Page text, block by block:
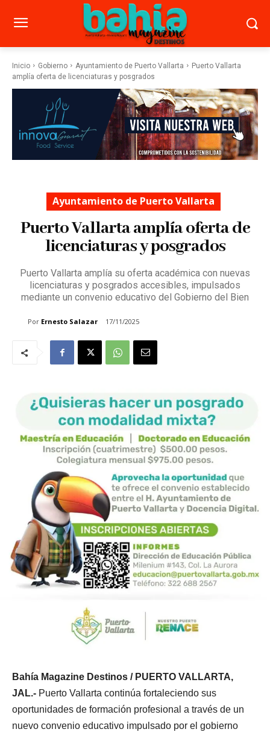
Inicio Gobierno Ayuntamiento de Puerto Vallarta
Puerto Vallarta
amplía oferta de licenciaturas y posgrados
Ayuntamiento de Puerto Vallarta
Puerto Vallarta amplía oferta de
licenciaturas y posgrados
Puerto Vallarta amplía su oferta académica con nuevas
licenciaturas y posgrados accesibles, impulsados
mediante un convenio educativo del Gobierno del Bien
Por Ernesto Salazar 17/11/2025
Bahía Magazine Destinos / PUERTO VALLARTA,
JAL.- Puerto Vallarta continúa fortaleciendo sus
oportunidades de formación profesional a través de un
nuevo convenio educativo impulsado por el gobierno